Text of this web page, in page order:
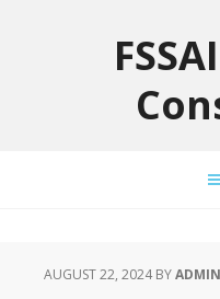
AUGUST 22, 2024BYADMIN